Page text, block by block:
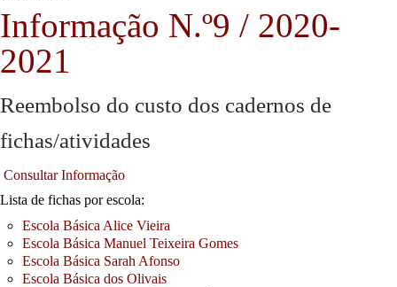
Informação N.º9 / 2020-
2021
Reembolso do custo dos cadernos de
fichas/atividades
Consultar Informação
Lista de fichas por escola:
Escola Básica Alice Vieira
Escola Básica Manuel Teixeira Gomes
Escola Básica Sarah Afonso
Escola Básica dos Olivais